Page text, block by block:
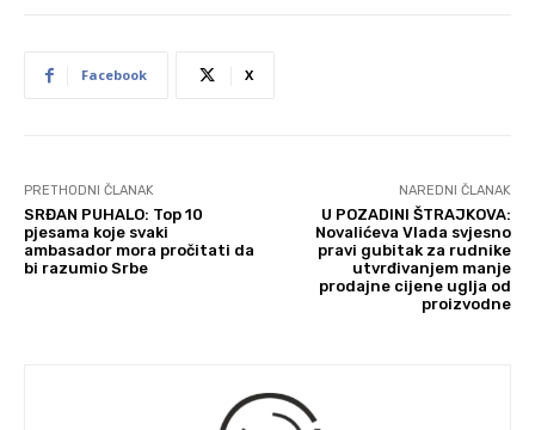
Facebook X
PRETHODNI ČLANAK
SRĐAN PUHALO: Top 10
pjesama koje svaki
ambasador mora pročitati da
bi razumio Srbe
NAREDNI ČLANAK
U POZADINI ŠTRAJKOVA:
Novalićeva Vlada svjesno
pravi gubitak za rudnike
utvrđivanjem manje
prodajne cijene uglja od
proizvodne